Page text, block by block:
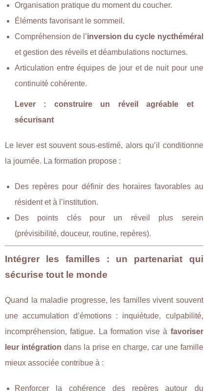
Organisation pratique du moment du coucher.
Éléments favorisant le sommeil.
Compréhension de l’inversion du cycle nycthéméral
et gestion des réveils et déambulations nocturnes.
Articulation entre équipes de jour et de nuit pour une
continuité cohérente.
Lever : construire un réveil agréable et
sécurisant
Le lever est souvent sous-estimé, alors qu’il conditionne
la journée. La formation propose :
Des repères pour définir des horaires favorables au
résident et à l’institution.
Des points clés pour un réveil plus serein
(prévisibilité, douceur, routine, repères).
Intégrer les familles : un partenariat qui
sécurise tout le monde
Quand la maladie progresse, les familles vivent souvent
une accumulation d’émotions : inquiétude, culpabilité,
incompréhension, fatigue. La formation vise à favoriser
leur intégration dans la prise en charge, car une famille
mieux associée contribue à :
Renforcer la cohérence des repères autour du